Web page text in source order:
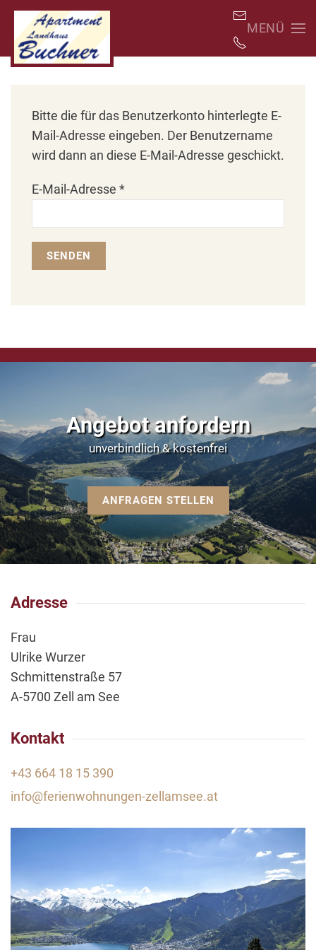
Skip
to
MENÜ
Bitte die für das Benutzerkonto hinterlegte E-
Mail-Adresse eingeben. Der Benutzername
wird dann an diese E-Mail-Adresse geschickt.
E-Mail-Adresse *
SENDEN
Angebot anfordern
unverbindlich & kostenfrei
ANFRAGEN STELLEN
Adresse
Frau
Ulrike Wurzer
Schmittenstraße 57
A-5700 Zell am See
Kontakt
+43 664 18 15 390
info@ferienwohnungen-zellamsee.at